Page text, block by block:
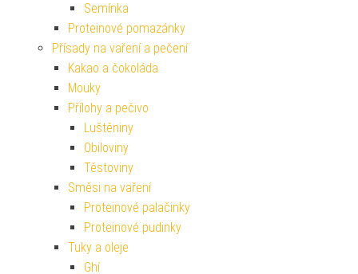
Semínka
Proteinové pomazánky
Přísady na vaření a pečení
Kakao a čokoláda
Mouky
Přílohy a pečivo
Luštěniny
Obiloviny
Těstoviny
Směsi na vaření
Proteinové palačinky
Proteinové pudinky
Tuky a oleje
Ghí